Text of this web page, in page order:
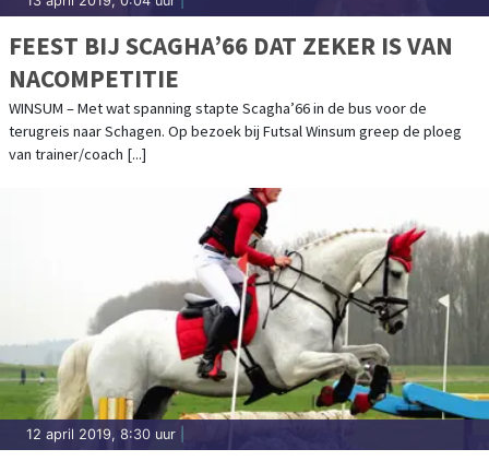
FEEST BIJ SCAGHA’66 DAT ZEKER IS VAN
NACOMPETITIE
WINSUM – Met wat spanning stapte Scagha’66 in de bus voor de
terugreis naar Schagen. Op bezoek bij Futsal Winsum greep de ploeg
van trainer/coach [...]
12 april 2019, 8:30 uur